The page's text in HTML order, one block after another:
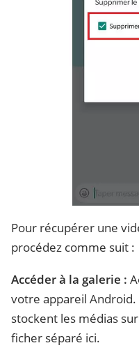
Pour récupérer une
procédez comme suit :
Accéder à la galerie :
votre appareil
stockent les médias
ficher séparé ici.